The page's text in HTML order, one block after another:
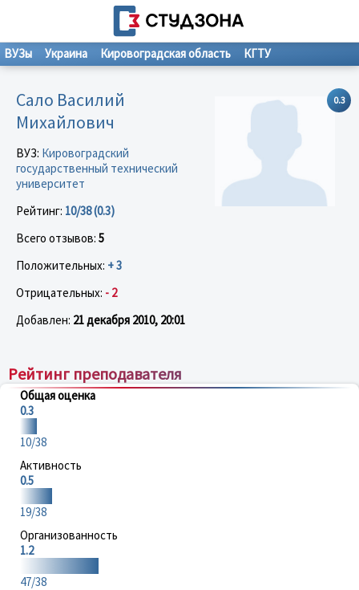
ВУЗы Украина Кировоградская область КГТУ
0.3
Сало Василий
Михайлович
ВУЗ: Кировоградский
государственный технический
университет
Рейтинг: 10/38 (0.3)
Всего отзывов: 5
Положительных: + 3
Отрицательных: - 2
Добавлен: 21 декабря 2010, 20:01
Рейтинг преподавателя
Общая оценка
0.3
10/38
Активность
0.5
19/38
Организованность
1.2
47/38